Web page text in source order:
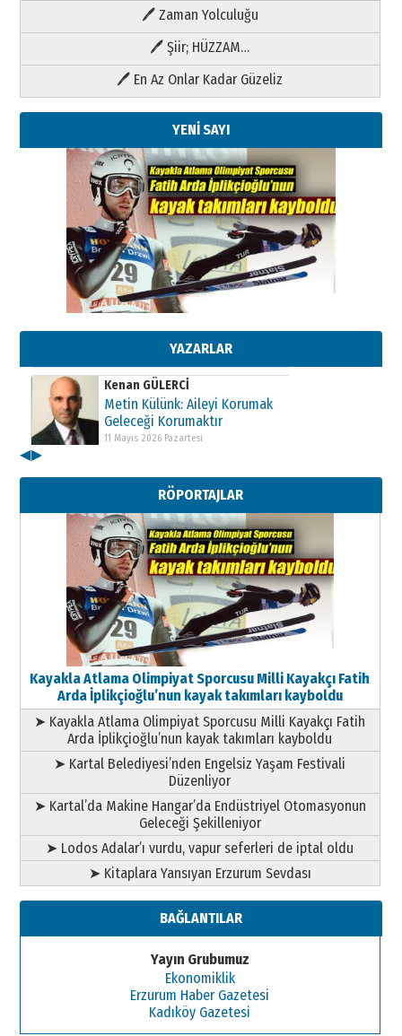
🖊 Zaman Yolculuğu
🖊 Şiir; HÜZZAM…
🖊 En Az Onlar Kadar Güzeliz
YENİ SAYI
YAZARLAR
Kenan GÜLERCİ
Metin Külünk: Aileyi Korumak
Geleceği Korumaktır
11 Mayıs 2026 Pazartesi
Kenan GÜLERCİ
Metin Külünk: Aileyi Korumak
Geleceği Korumaktır
11 Mayıs 2026 Pazartesi
Metin Külünk: Aileyi Korumak
Geleceği Korumaktır
11 Mayıs 2026 Pazartesi
◀▶
RÖPORTAJLAR
Kayakla Atlama Olimpiyat Sporcusu Milli Kayakçı Fatih
Arda İplikçioğlu’nun kayak takımları kayboldu
➤ Kayakla Atlama Olimpiyat Sporcusu Milli Kayakçı Fatih
Arda İplikçioğlu’nun kayak takımları kayboldu
➤ Kartal Belediyesi’nden Engelsiz Yaşam Festivali
Düzenliyor
➤ Kartal’da Makine Hangar’da Endüstriyel Otomasyonun
Geleceği Şekilleniyor
➤ Lodos Adalar’ı vurdu, vapur seferleri de iptal oldu
➤ Kitaplara Yansıyan Erzurum Sevdası
BAĞLANTILAR
Yayın Grubumuz
Ekonomiklik
Erzurum Haber Gazetesi
Kadıköy Gazetesi